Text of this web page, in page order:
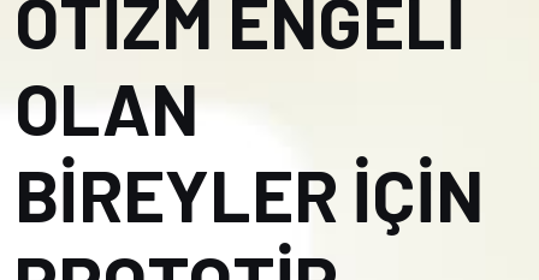
OTİZM ENGELİ
OLAN
BİREYLER İÇİN